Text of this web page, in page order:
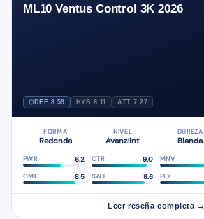
ML10 Ventus Control 3K 2026
DEF 8.59 HYB 8.11 ATT 7.27
FORMA
Redonda
NIVEL
Avanz/Int
DUREZA
Blanda
PWR 6.2 CTR 9.0 MNV
CMF 8.5 SWT 8.6 PLY
Leer reseña completa →